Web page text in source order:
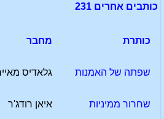
כותבים אחרים 231
כותרת מחבר
שפתה של האמנות גלאדיס
שחרור ממיניות איאן רודג'ר